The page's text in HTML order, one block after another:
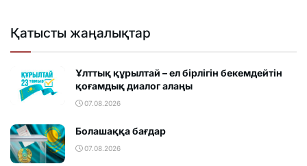
Қатысты жаңалықтар
Ұлттық құрылтай – ел бірлігін бекемдейтін
қоғамдық диалог алаңы
07.08.2026
Болашаққа бағдар
07.08.2026